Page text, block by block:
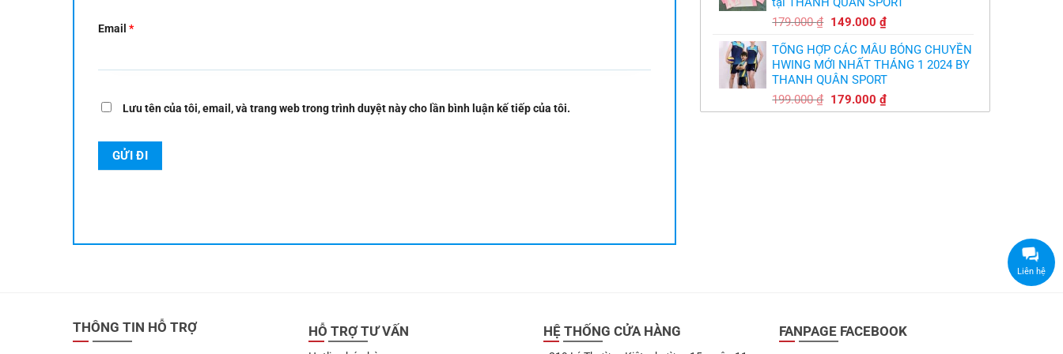
Email *
Lưu tên của tôi, email, và trang web trong trình duyệt này cho lần bình luận kế tiếp của tôi.
149.000 ₫.
179.000₫ Giá
là:
179.000 ₫.
149.000 ₫Giá
tại
là:
TỔNG HỢP CÁC MẪU BÓNG CHUYỀN
HWING MỚI NHẤT THÁNG 1 2024 BY
THANH QUÂN SPORT
199.000₫ Giá
gốc
179.000 ₫Giá
hiện
THÔNG TIN HỖ TRỢ HỖ TRỢ TƯ VẤN HỆ THỐNG CỬA HÀNG FANPAGE FACEBOOK
Liên hệ